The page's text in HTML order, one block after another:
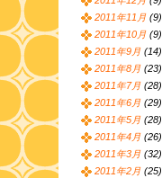
2011年11月 (9)
2011年10月 (9)
2011年9月 (14)
2011年8月 (23)
2011年7月 (28)
2011年6月 (29)
2011年5月 (28)
2011年4月 (26)
2011年3月 (32)
2011年2月 (25)